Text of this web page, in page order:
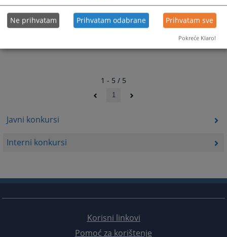
Javni konkursi
Interni konkursi
1 - 5 / 5
1
Korisni linkovi
Pomoć za korištenje
Ne prihvatam Prihvatam odabrane Prihvatam sve
Pokreće Klaro!